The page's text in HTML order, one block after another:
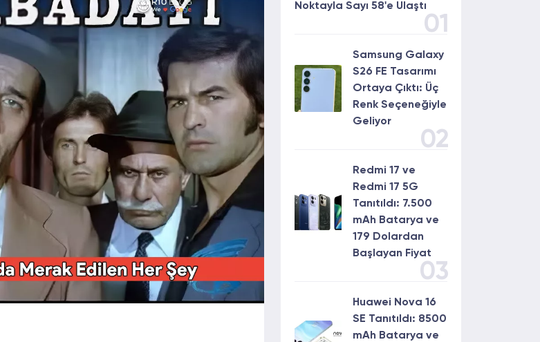
Noktayla Sayı 58'e Ulaştı
01
Samsung Galaxy
S26 FE Tasarımı
Ortaya Çıktı: Üç
Renk Seçeneğiyle
Geliyor
02
Redmi 17 ve
Redmi 17 5G
Tanıtıldı: 7.500
mAh Batarya ve
179 Dolardan
Başlayan Fiyat
03
Huawei Nova 16
SE Tanıtıldı: 8500
mAh Batarya ve